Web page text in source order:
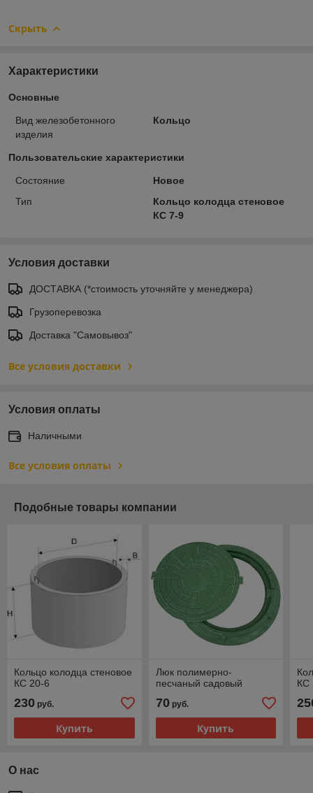
Скрыть
Характеристики
Основные
Вид железобетонного
изделия
Кольцо
Пользовательские характеристики
Состояние
Новое
Тип
Кольцо колодца стеновое
КС 7-9
Условия доставки
ДОСТАВКА (*стоимость уточняйте у менеджера)
Грузоперевозка
Доставка "Самовывоз"
Все условия доставки
Условия оплаты
Наличными
Все условия оплаты
Подобные товары компании
Кольцо колодца стеновое
КС 20-6
230 руб.
Купить
Люк полимерно-
песчаный садовый
70руб.
Купить
КС
О нас